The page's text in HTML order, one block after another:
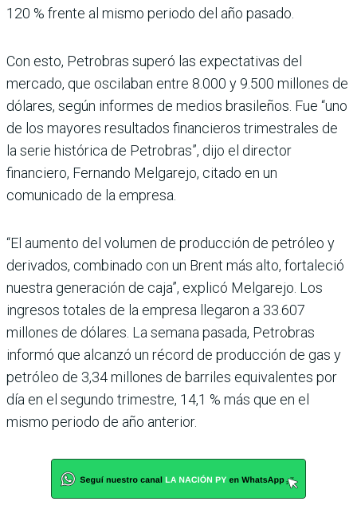
120 % frente al mismo periodo del año pasado.
Con esto, Petrobras superó las expectativas del
mercado, que oscilaban entre 8.000 y 9.500 millones de
dólares, según informes de medios brasileños. Fue “uno
de los mayores resultados financieros trimestrales de
la serie histórica de Petrobras”, dijo el director
financiero, Fernando Melgarejo, citado en un
comunicado de la empresa.
“El aumento del volumen de producción de petróleo y
derivados, combinado con un Brent más alto, fortaleció
nuestra generación de caja”, explicó Melgarejo. Los
ingresos totales de la empresa llegaron a 33.607
millones de dólares. La semana pasada, Petrobras
informó que alcanzó un récord de producción de gas y
petróleo de 3,34 millones de barriles equivalentes por
día en el segundo trimestre, 14,1 % más que en el
mismo periodo de año anterior.